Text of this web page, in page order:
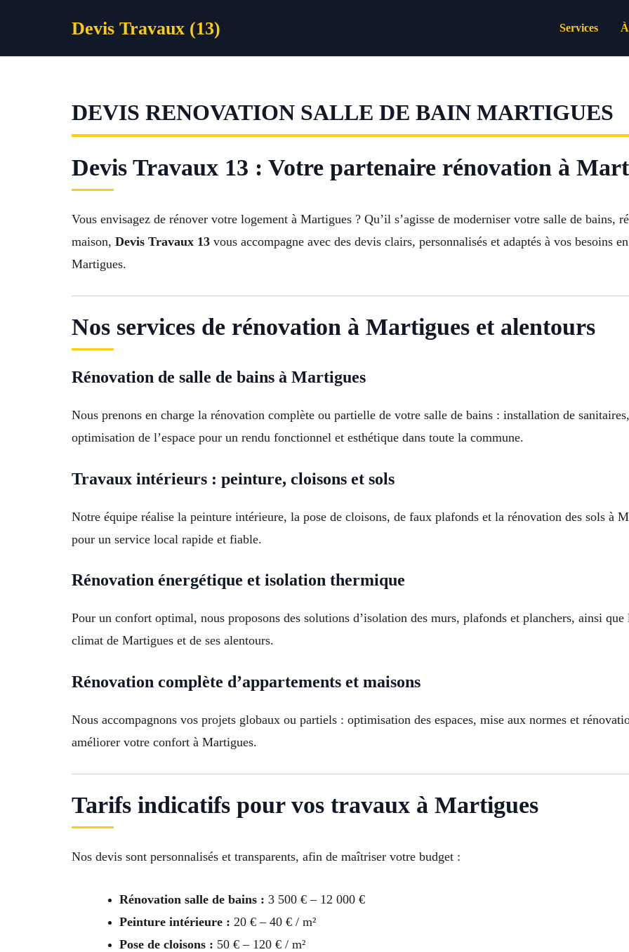
Devis Travaux (13) Services
DEVIS RENOVATION SALLE DE BAIN MARTIGUES
Devis Travaux 13 : Votre partenaire rénovation à
Vous envisagez de rénover votre logement à Martigues ? Qu’il s’agisse de moderniser votre salle de bains,
maison, Devis Travaux 13 vous accompagne avec des devis clairs, personnalisés et adaptés à vos besoins
Martigues.
Nos services de rénovation à Martigues et alentours
Rénovation de salle de bains à Martigues
Nous prenons en charge la rénovation complète ou partielle de votre salle de bains : installation de
optimisation de l’espace pour un rendu fonctionnel et esthétique dans toute la commune.
Travaux intérieurs : peinture, cloisons et sols
Notre équipe réalise la peinture intérieure, la pose de cloisons, de faux plafonds et la rénovation des sols à
pour un service local rapide et fiable.
Rénovation énergétique et isolation thermique
Pour un confort optimal, nous proposons des solutions d’isolation des murs, plafonds et planchers, ainsi que
climat de Martigues et de ses alentours.
Rénovation complète d’appartements et maisons
Nous accompagnons vos projets globaux ou partiels : optimisation des espaces, mise aux normes et
améliorer votre confort à Martigues.
Tarifs indicatifs pour vos travaux à Martigues
Nos devis sont personnalisés et transparents, afin de maîtriser votre budget :
Rénovation salle de bains : 3 500 € – 12 000 €
Peinture intérieure : 20 € – 40 € / m²
Pose de cloisons : 50 € – 120 € / m²